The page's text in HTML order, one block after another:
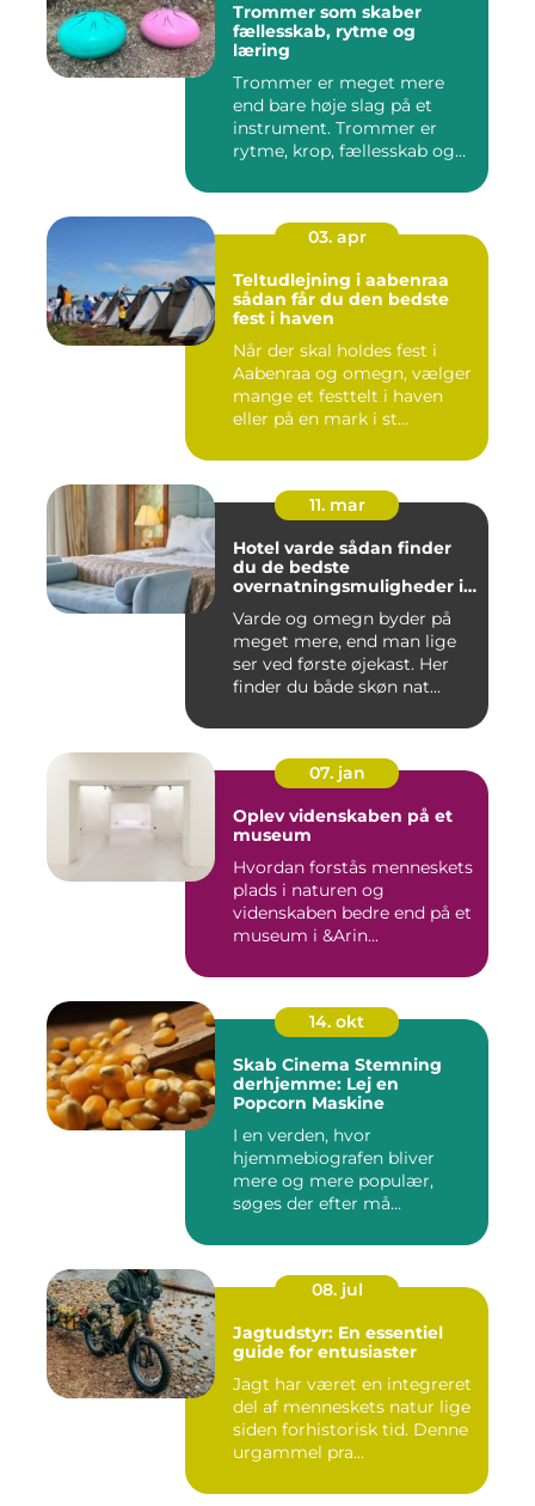
Trommer som skaber
fællesskab, rytme og
læring
Trommer er meget mere
end bare høje slag på et
instrument. Trommer er
rytme, krop, fællesskab og
03. apr
Teltudlejning i aabenraa
sådan får du den bedste
fest i haven
Når der skal holdes fest i
Aabenraa og omegn, vælger
mange et festtelt i haven
eller på en mark i st...
11. mar
Hotel varde sådan finder
du de bedste
overnatningsmuligheder i
Varde og omegn byder på
meget mere, end man lige
ser ved første øjekast. Her
finder du både skøn nat...
07. jan
Oplev videnskaben på et
museum
Hvordan forstås menneskets
plads i naturen og
videnskaben bedre end på et
museum i &Arin...
14. okt
Skab Cinema Stemning
derhjemme: Lej en
Popcorn Maskine
I en verden, hvor
hjemmebiografen bliver
mere og mere populær,
søges der efter må...
08. jul
Jagtudstyr: En essentiel
guide for entusiaster
Jagt har været en integreret
del af menneskets natur lige
siden forhistorisk tid. Denne
urgammel pra...